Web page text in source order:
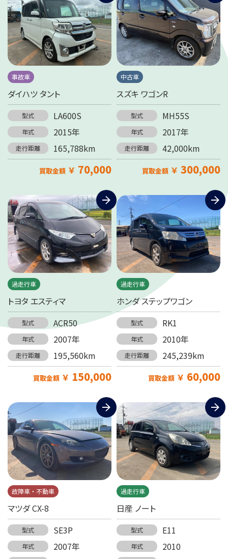
事故車
ダイハツ タント
型式 LA600S
年式 2015年
走行距離 165,788km
買取金額 ￥ 70,000
中古車
スズキ ワゴンR
型式 MH55S
年式 2017年
走行距離 42,000km
買取金額 ￥ 300,000
過走行車
トヨタ エスティマ
型式 ACR50
年式 2007年
走行距離 195,560km
買取金額 ￥ 150,000
過走行車
ホンダ ステップワゴン
型式 RK1
年式 2010年
走行距離 245,239km
買取金額 ￥ 60,000
故障車・不動車
マツダ CX-8
型式 SE3P
年式 2007年
過走行車
日産 ノート
型式 E11
年式 2010